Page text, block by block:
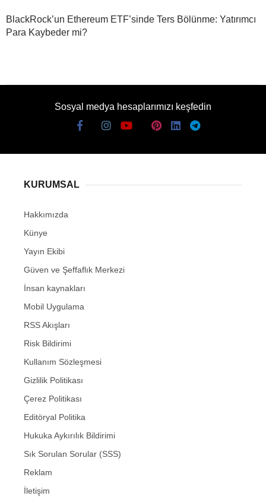
BlackRock’un Ethereum ETF’sinde Ters Bölünme: Yatırımcı
Para Kaybeder mi?
Sosyal medya hesaplarımızı keşfedin
KURUMSAL
Hakkımızda
Künye
Yayın Ekibi
Güven ve Şeffaflık Merkezi
İnsan kaynakları
Mobil Uygulama
RSS Akışları
Risk Bildirimi
Kullanım Sözleşmesi
Gizlilik Politikası
Çerez Politikası
Editöryal Politika
Hukuka Aykırılık Bildirimi
Sık Sorulan Sorular (SSS)
Reklam
İletişim